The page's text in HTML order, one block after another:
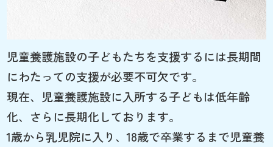
児童養護施設の子どもたちを支援するには長期間
にわたっての支援が必要不可欠です。
現在、児童養護施設に入所する子どもは低年齢
化、さらに長期化しております。
1歳から乳児院に入り、18歳で卒業するまで児童養